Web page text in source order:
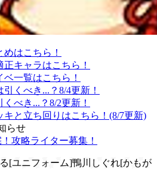
はこちら！
キャラはこちら！
一覧はこちら！
くべき...？8/4更新！
べき...？8/2更新！
キと立ち回りはこちら！(8/7更新)
らせ
攻略ライター募集！
[ユニフォーム]鴨川しぐれ[かもが